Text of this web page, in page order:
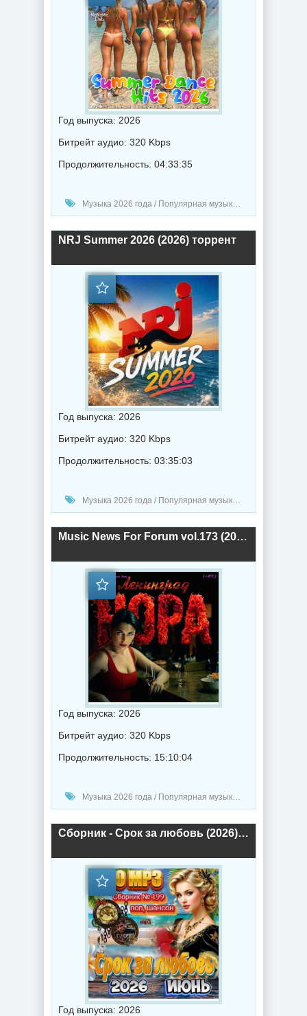
Год выпуска: 2026
Битрейт аудио: 320 Kbps
Продолжительность: 04:33:35
Музыка 2026 года / Популярная музыка / Поп музыка / Танцевальная музыка / Сборник музыка
NRJ Summer 2026 (2026) торрент
Год выпуска: 2026
Битрейт аудио: 320 Kbps
Продолжительность: 03:35:03
Музыка 2026 года / Популярная музыка / Рок - альтернативная музыка / Рэп - хип хоп музыка / Поп музыка / Танцевальная музыка / Сборник музыка / RnB music
Music News For Forum vol.173 (2026) торрент
Год выпуска: 2026
Битрейт аудио: 320 Kbps
Продолжительность: 15:10:04
Музыка 2026 года / Популярная музыка / Поп музыка / Танцевальная музыка / Сборник музыка
Сборник - Срок за любовь (2026) торрент
Год выпуска: 2026